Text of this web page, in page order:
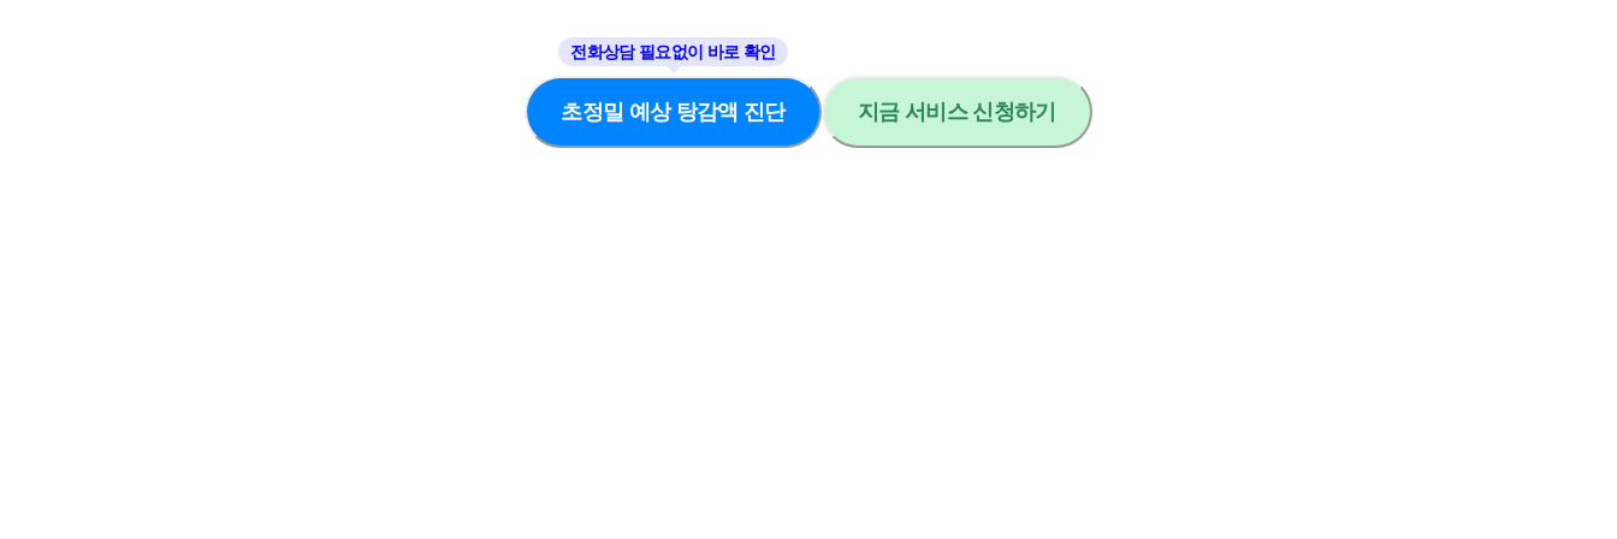
초정밀 예상 탕감액 진단 지금 서비스 신청하기